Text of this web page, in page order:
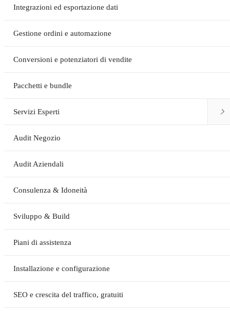
Integrazioni ed esportazione dati
Gestione ordini e automazione
Conversioni e potenziatori di vendite
Pacchetti e bundle
Servizi Esperti 
Audit Negozio
Audit Aziendali
Consulenza & Idoneità
Sviluppo & Build
Piani di assistenza
Installazione e configurazione
SEO e crescita del traffico, gratuiti